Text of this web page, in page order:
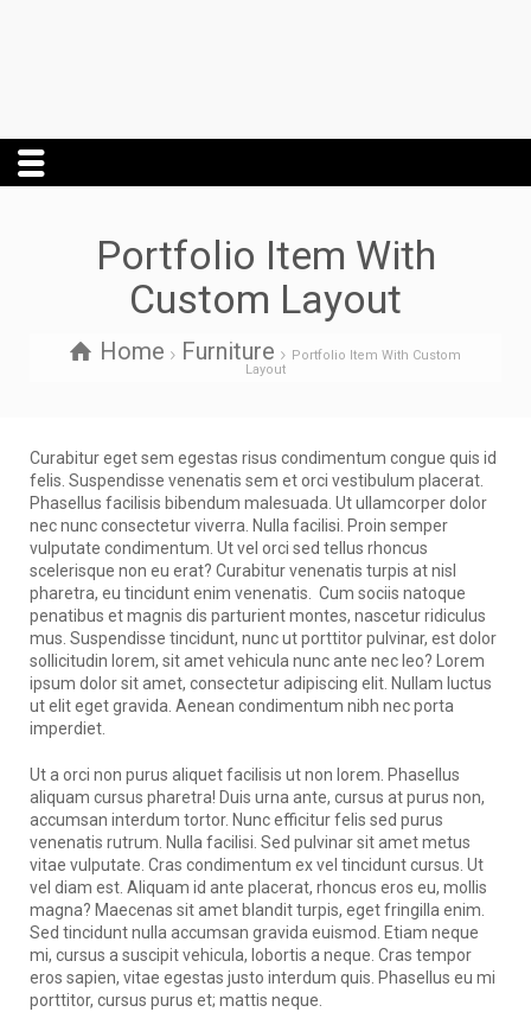
Portfolio Item With
Custom Layout
Home Furniture
Portfolio Item With Custom
Layout
Curabitur eget sem egestas risus condimentum congue quis id
felis. Suspendisse venenatis sem et orci vestibulum placerat.
Phasellus facilisis bibendum malesuada. Ut ullamcorper dolor
nec nunc consectetur viverra. Nulla facilisi. Proin semper
vulputate condimentum. Ut vel orci sed tellus rhoncus
scelerisque non eu erat? Curabitur venenatis turpis at nisl
pharetra, eu tincidunt enim venenatis. Cum sociis natoque
penatibus et magnis dis parturient montes, nascetur ridiculus
mus. Suspendisse tincidunt, nunc ut porttitor pulvinar, est dolor
sollicitudin lorem, sit amet vehicula nunc ante nec leo? Lorem
ipsum dolor sit amet, consectetur adipiscing elit. Nullam luctus
ut elit eget gravida. Aenean condimentum nibh nec porta
imperdiet.
Ut a orci non purus aliquet facilisis ut non lorem. Phasellus
aliquam cursus pharetra! Duis urna ante, cursus at purus non,
accumsan interdum tortor. Nunc efficitur felis sed purus
venenatis rutrum. Nulla facilisi. Sed pulvinar sit amet metus
vitae vulputate. Cras condimentum ex vel tincidunt cursus. Ut
vel diam est. Aliquam id ante placerat, rhoncus eros eu, mollis
magna? Maecenas sit amet blandit turpis, eget fringilla enim.
Sed tincidunt nulla accumsan gravida euismod. Etiam neque
mi, cursus a suscipit vehicula, lobortis a neque. Cras tempor
eros sapien, vitae egestas justo interdum quis. Phasellus eu mi
porttitor, cursus purus et; mattis neque.